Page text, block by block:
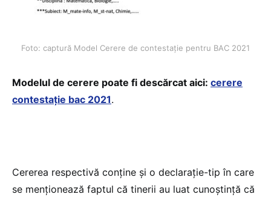
Foto: captură Model Cerere de contestație pentru BAC 2021
Modelul de cerere poate fi descărcat aici: cerere
contestație bac 2021.
Cererea respectivă conține și o declarație-tip în care
se menționează faptul că tinerii au luat cunoștință că